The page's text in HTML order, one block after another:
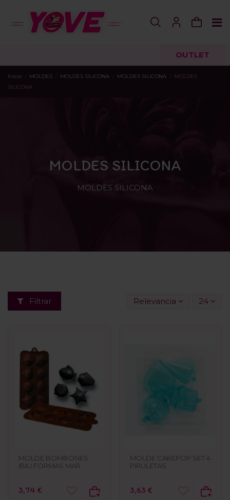
OUTLET
Inicio MOLDES MOLDES SILICONA MOLDES SILICONA
MOLDES
SILICONA
MOLDES SILICONA
MOLDES SILICONA
Filtrar Relevancia 24
MOLDE BOMBONES
IBILI FORMAS MAR
3,74 €
MOLDE CAKEPOP SET 4
PIRULETAS
3,63 €